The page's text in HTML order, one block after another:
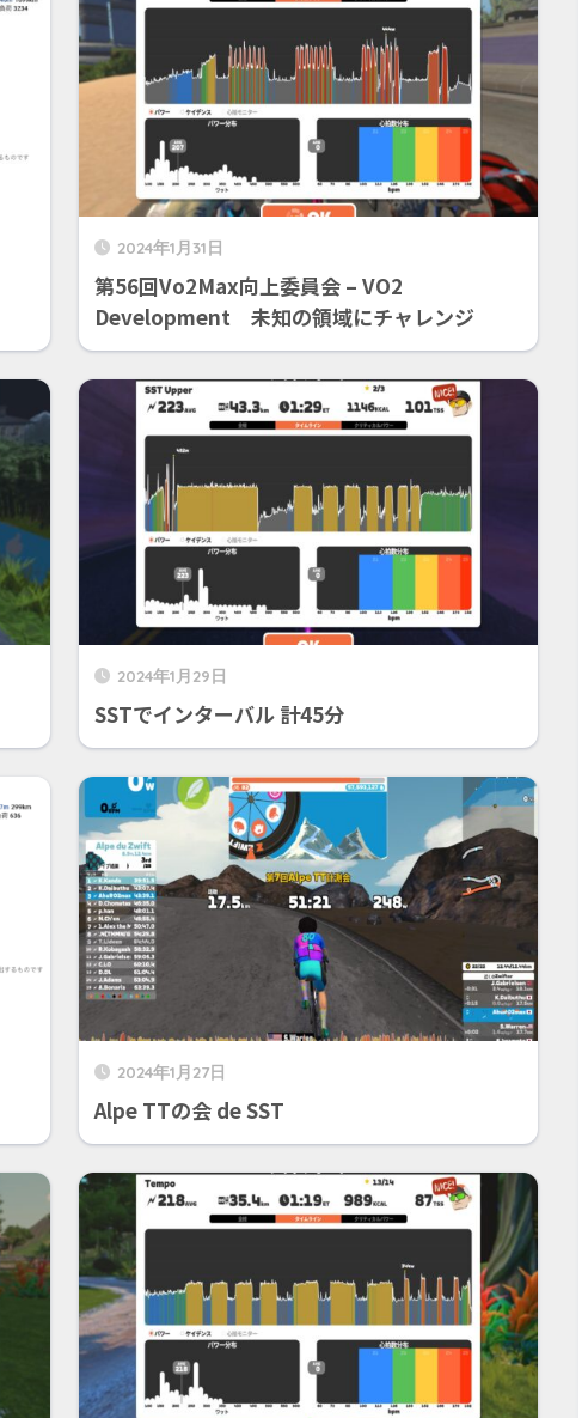
2024年1月31日
第56回Vo2Max向上委員会 – VO2
Development 未知の領域にチャレンジ
2024年1月29日
SSTでインターバル 計45分
2024年1月27日
Alpe TTの会 de SST